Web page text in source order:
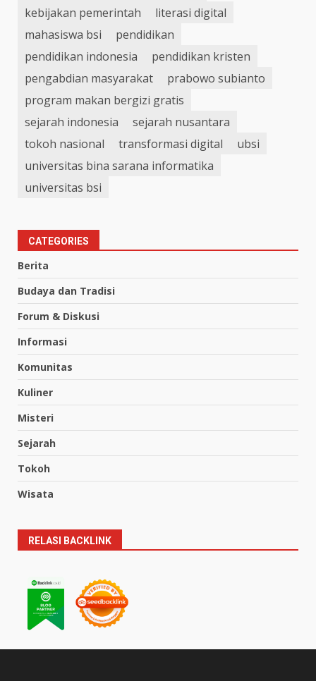
kebijakan pemerintah
literasi digital
mahasiswa bsi
pendidikan
pendidikan indonesia
pendidikan kristen
pengabdian masyarakat
prabowo subianto
program makan bergizi gratis
sejarah indonesia
sejarah nusantara
tokoh nasional
transformasi digital
ubsi
universitas bina sarana informatika
universitas bsi
CATEGORIES
Berita
Budaya dan Tradisi
Forum & Diskusi
Informasi
Komunitas
Kuliner
Misteri
Sejarah
Tokoh
Wisata
RELASI BACKLINK